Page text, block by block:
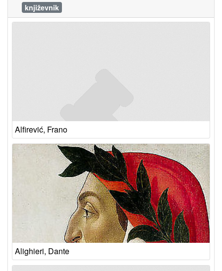
književnik
Alfirević, Frano
Alighieri, Dante